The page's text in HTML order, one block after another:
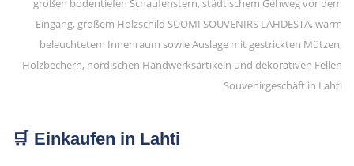
Souvenirgeschäft in Lahti
🛒 Einkaufen in Lahti
Warna